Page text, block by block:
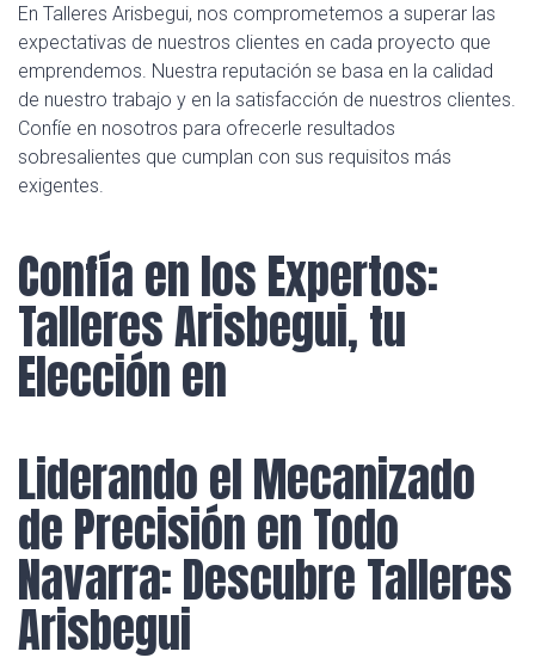
En Talleres Arisbegui, nos comprometemos a superar las
expectativas de nuestros clientes en cada proyecto que
emprendemos. Nuestra reputación se basa en la calidad
de nuestro trabajo y en la satisfacción de nuestros clientes.
Confíe en nosotros para ofrecerle resultados
sobresalientes que cumplan con sus requisitos más
exigentes.
Confía en los Expertos:
Talleres Arisbegui, tu
Elección en
Liderando el Mecanizado
de Precisión en Todo
Navarra: Descubre Talleres
Arisbegui